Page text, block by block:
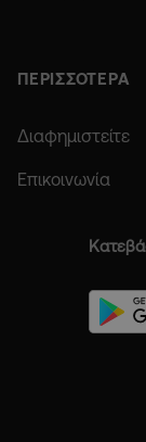
ΠΕΡΙΣΣΟΤΕΡΑ
Διαφημιστείτε
Επικοινωνία